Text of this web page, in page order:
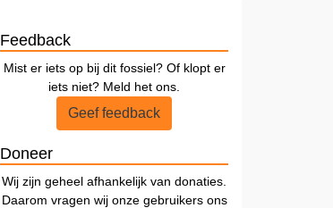
Feedback
Mist er iets op bij dit fossiel? Of klopt er
iets niet? Meld het ons.
Geef feedback
Doneer
Wij zijn geheel afhankelijk van donaties.
Daarom vragen wij onze gebruikers ons